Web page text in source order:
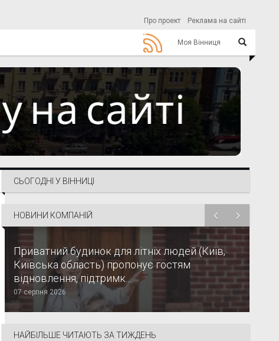
Про проект Реклама на сайті
Моя Вінниця
СЬОГОДНІ У ВІННИЦІ
НОВИНИ КОМПАНІЙ
Приватний будинок для літніх людей (Київ,
Київська область) пропонує гостям
відновлення, підтримк...
07 серпня 2026
НАЙБІЛЬШЕ ЧИТАЮТЬ ЗА ТИЖДЕНЬ